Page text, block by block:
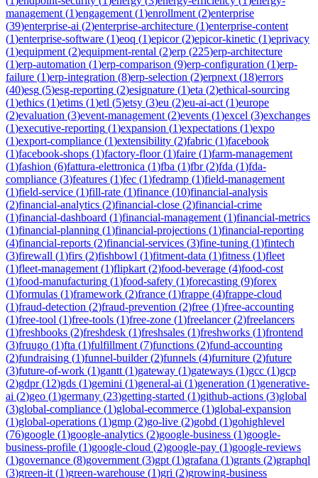
management (1)engagement (1)enrollment (2)enterprise
(39)enterprise-ai (2)enterprise-architecture (1)enterprise-content
(1)enterprise-software (1)eoq (1)epicor(2)epicor-kinetic (1)eprivacy
(1)equipment (2)equipment-rental (2)erp (225)erp-architecture
(1)erp-automation (1)erp-comparison (9)erp-configuration (1)erp-
failure (1)erp-integration (8)erp-selection (2)erpnext (18)errors
(40)esg (5)esg-reporting (2)esignature (1)eta (2)ethical-sourcing
(1)ethics (1)etims (1)etl (5)etsy (3)eu (2)eu-ai-act (1)europe
(2)evaluation (3)event-management (2)events (1)excel (3)exchanges
(1)executive-reporting (1)expansion (1)expectations (1)expo
(1)export-compliance (1)extensibility (2)fabric (1)facebook
(1)facebook-shops (1)factory-floor(1)faire (1)farm-management
(1)fashion (6)fattura-elettronica (1)fba (1)fbr(2)fda (1)fda-
compliance (3)features (1)fec (1)fedramp (1)field-management
(1)field-service (1)fill-rate (1)finance (10)financial-analysis
(2)financial-analytics (2)financial-close (2)financial-crime
(1)financial-dashboard (1)financial-management (1)financial-metrics
(1)financial-planning (1)financial-projections (1)financial-reporting
(4)financial-reports (2)financial-services (3)fine-tuning (1)fintech
(3)firewall (1)firs (2)fishbowl (1)fitment-data (1)fitness (1)fleet
(1)fleet-management (1)flipkart (2)food-beverage (4)food-cost
(1)food-manufacturing (1)food-safety (1)forecasting (9)forex
(1)formulas (1)framework (2)france (1)frappe (4)frappe-cloud
(1)fraud-detection (2)fraud-prevention (2)free (1)free-accounting
(1)free-tool (1)free-tools (1)free-zone (1)freelancer(2)freelancers
(1)freshbooks (2)freshdesk (1)freshsales (1)freshworks (1)frontend
(3)fruugo (1)fta (1)fulfillment (7)functions (2)fund-accounting
(2)fundraising (1)funnel-builder(2)funnels (4)furniture (2)future
(3)future-of-work (1)gantt (1)gateway (1)gateways (1)gcc (1)gcp
(2)gdpr(12)gds (1)gemini (1)general-ai (1)generation (1)generative-
ai (2)geo (1)germany (23)getting-started (1)github-actions (3)global
(3)global-compliance (1)global-ecommerce (1)global-expansion
(1)global-operations (1)gmp (2)go-live (2)gobd (1)gohighlevel
(76)google (1)google-analytics (2)google-business (1)google-
business-profile (1)google-cloud (2)google-pay (1)google-reviews
(1)governance (8)government (3)gpt (1)grafana (1)grants (2)graphql
(3)green-it (1)green-warehouse (1)gri (2)growing-business